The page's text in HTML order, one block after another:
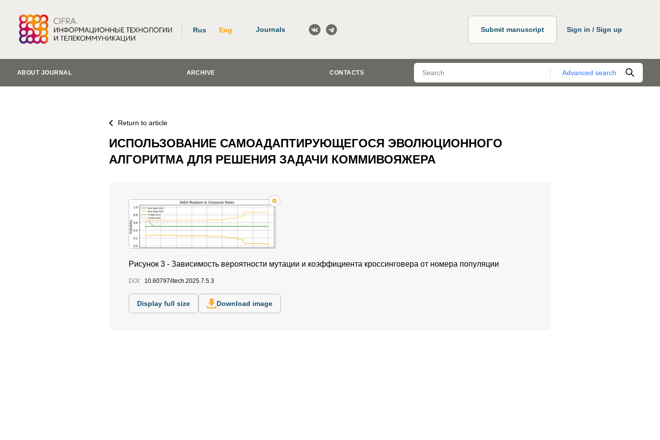
Rus Eng Journals Submit manuscript Sign in / Sign up
ABOUT JOURNAL ARCHIVE CONTACTS Advanced search
Return to article
ИСПОЛЬЗОВАНИЕ САМОАДАПТИРУЮЩЕГОСЯ ЭВОЛЮЦИОННОГО
АЛГОРИТМА ДЛЯ РЕШЕНИЯ ЗАДАЧИ КОММИВОЯЖЕРА
Рисунок 3 - Зависимость вероятности мутации и коэффициента кроссинговера от номера популяции
DOI: 10.60797/itech.2025.7.5.3
Display full size Download image